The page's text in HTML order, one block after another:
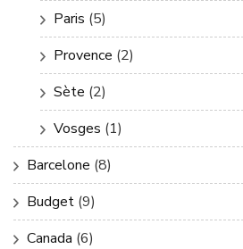
Paris (5)
Provence (2)
Sète (2)
Vosges (1)
Barcelone (8)
Budget (9)
Canada (6)